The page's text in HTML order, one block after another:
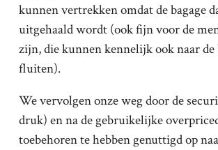
kunnen vertrekken omdat de bagage
uitgehaald wordt (ook fijn voor de
zijn, die kunnen kennelijk ook naar de
fluiten).
We vervolgen onze weg door de
druk) en na de gebruikelijke
toebehoren te hebben genuttigd op